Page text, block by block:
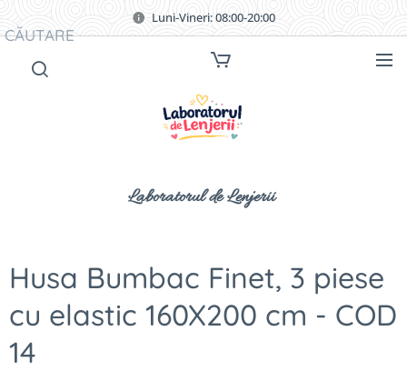
Luni-Vineri: 08:00-20:00
Laboratorul de Lenjerii
CĂUTARE
Husa Bumbac Finet, 3 piese
cu elastic 160X200 cm - COD
14